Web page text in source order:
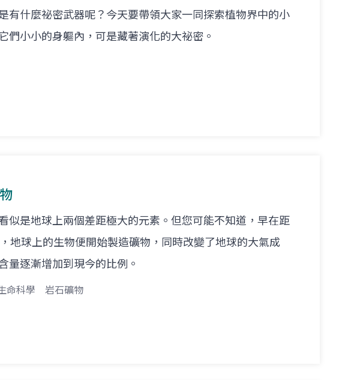
有什麼祕密武器呢？今天要帶領大家一同探索植物界中的小
們小小的身軀內，可是藏著演化的大祕密。
似是地球上兩個差距極大的元素。但您可能不知道，早在距
地球上的生物便開始製造礦物，同時改變了地球的大氣成
量逐漸增加到現今的比例。
命科學 岩石礦物